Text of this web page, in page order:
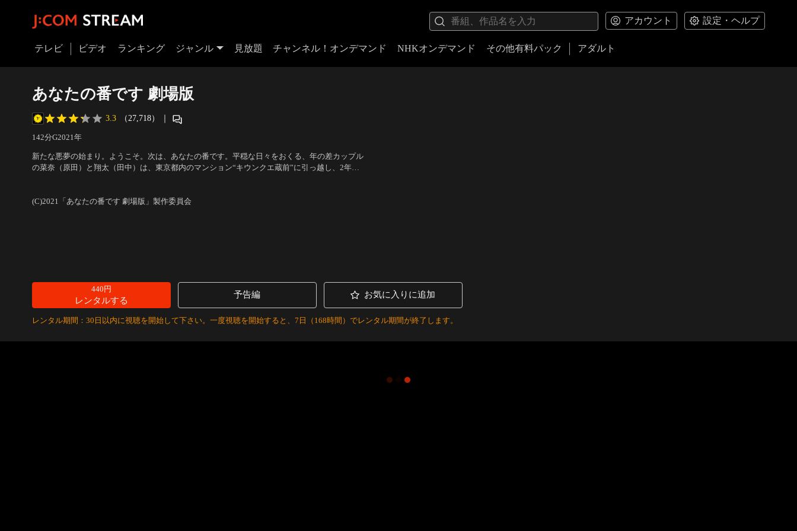
アカウント 設定・ヘルプ
テレビ ビデオ ランキング ジャンル 見放題 チャンネル！オンデマンド NHKオンデマンド その他有料パック アダルト
あなたの番です 劇場版
3.3 （27,718） ｜
142分G2021年
新たな悪夢の始まり。ようこそ。次は、あなたの番です。平穏な日々をおくる、年の差カップル
の菜奈（原田）と翔太（田中）は、東京都内のマンション“キウンクエ蔵前”に引っ越し、2年後
(C)2021「あなたの番です 劇場版」製作委員会
440円
レンタルする
予告編 お気に入りに追加
レンタル期間：30日以内に視聴を開始して下さい。一度視聴を開始すると、7日（168時間）でレンタル期間が終了します。